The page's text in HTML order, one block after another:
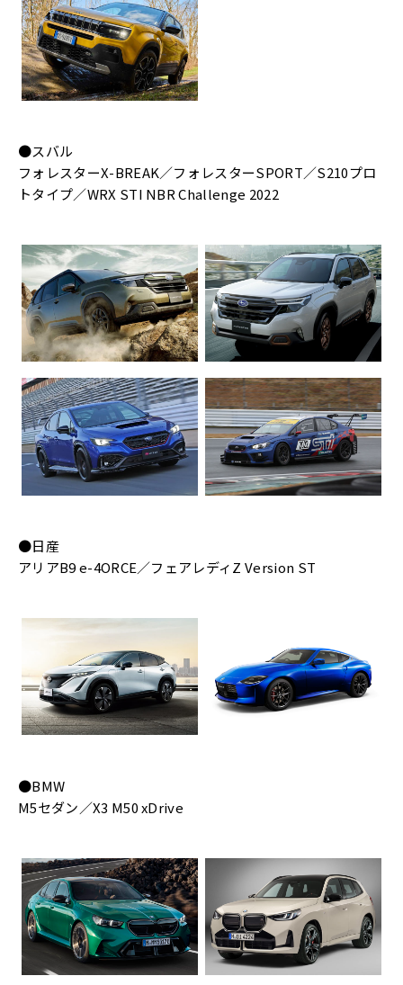
●スバル
フォレスターX-BREAK／フォレスターSPORT／S210プロ
トタイプ／WRX STI NBR Challenge 2022
●日産
アリアB9 e-4ORCE／フェアレディZ Version ST
●BMW
M5セダン／X3 M50 xDrive